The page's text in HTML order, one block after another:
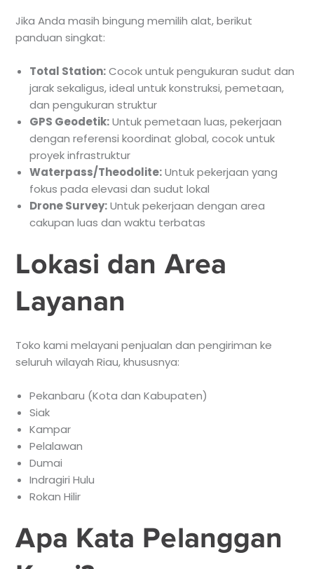
Jika Anda masih bingung memilih alat, berikut
panduan singkat:
Total Station:Cocok untuk pengukuran sudut dan
jarak sekaligus, ideal untuk konstruksi, pemetaan,
dan pengukuran struktur
GPS Geodetik:Untuk pemetaan luas, pekerjaan
dengan referensi koordinat global, cocok untuk
proyek infrastruktur
Waterpass/Theodolite:Untuk pekerjaan yang
fokus pada elevasi dan sudut lokal
Drone Survey:Untuk pekerjaan dengan area
cakupan luas dan waktu terbatas
Lokasi dan Area
Layanan
Toko kami melayani penjualan dan pengiriman ke
seluruh wilayah Riau, khususnya:
Pekanbaru (Kota dan Kabupaten)
Siak
Kampar
Pelalawan
Dumai
Indragiri Hulu
Rokan Hilir
Apa Kata Pelanggan